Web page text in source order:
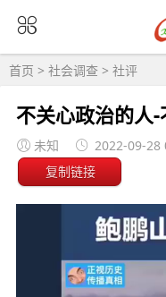
首页 > 社会调查 > 社评
不关心政治的人
未知 2022-09-28
复制链接